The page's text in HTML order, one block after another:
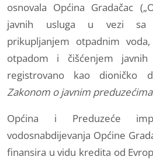
osnovala Općina Gradačac
javnih usluga u vezi sa
prikupljanjem otpadnim
otpadom i čišćenjem
registrovano kao dioničko
Zakonom o javnim
Općina i Preduzeće
vodosnabdijevanja Općine
finansira u vidu kredita od